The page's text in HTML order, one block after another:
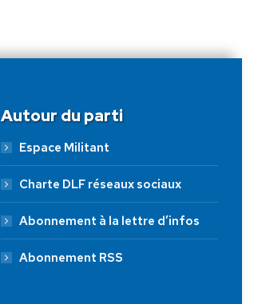
Autour du parti
Espace Militant
Charte DLF réseaux sociaux
Abonnement à la lettre d’infos
Abonnement RSS